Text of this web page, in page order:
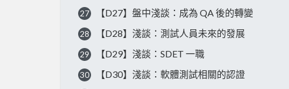
27 【D27】盤中淺談：成為 QA 後的轉變
28 【D28】淺談：測試人員未來的發展
29 【D29】淺談：SDET 一職
30 【D30】淺談：軟體測試相關的認證